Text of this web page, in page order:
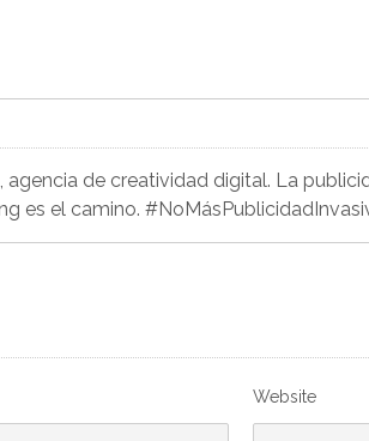
de creatividad digital. La
es el camino.
Website